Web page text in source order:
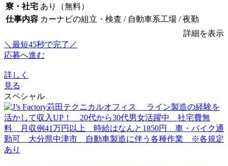
寮・社宅 あり（無料）
仕事内容 カーナビの組立・検査 / 自動車系工場 / 夜勤
詳細を表示
＼最短45秒で完了／
応募へ進む
詳しく
見る
スペシャル